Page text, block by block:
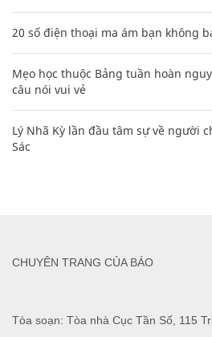
20 số điện thoại ma ám bạn không
Mẹo học thuộc Bảng tuần hoàn
câu nói vui vẻ
Lý Nhã Kỳ lần đầu tâm sự về người
Sác
Tòa soạn: Tòa nhà Cục Tần Số, 115
CHUYÊN TRANG CỦA BÁO